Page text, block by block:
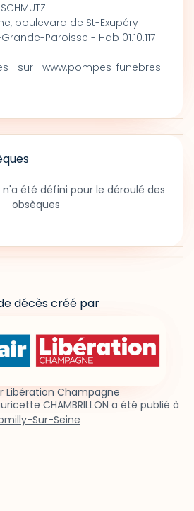
boulevard de St-Exupéry
Paroisse - Hab 01.10.117
sur www.pompes-funebres-
été défini pour le déroulé des
obsèques
décès créé par
Libération Champagne
CHAMBRILLON a été publié à
Sur-Seine